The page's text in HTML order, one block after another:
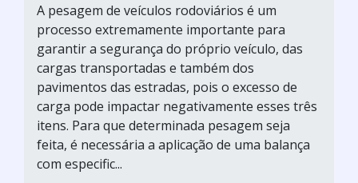
A pesagem de veículos rodoviários é um
processo extremamente importante para
garantir a segurança do próprio veículo, das
cargas transportadas e também dos
pavimentos das estradas, pois o excesso de
carga pode impactar negativamente esses três
itens. Para que determinada pesagem seja
feita, é necessária a aplicação de uma balança
com especific...